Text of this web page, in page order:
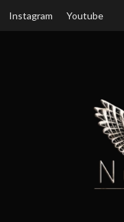
Instagram Youtube